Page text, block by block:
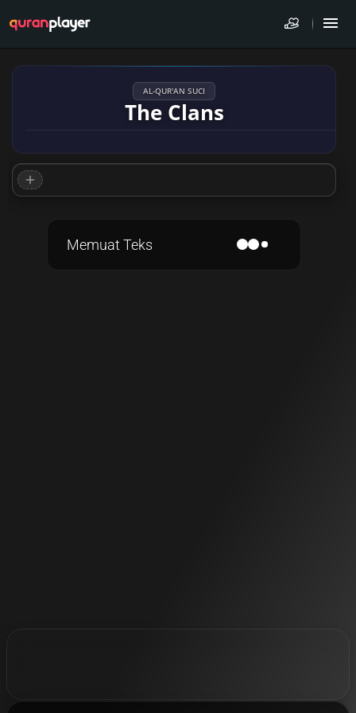
AL-QUR'AN SUCI
The Clans
Memuat Teks